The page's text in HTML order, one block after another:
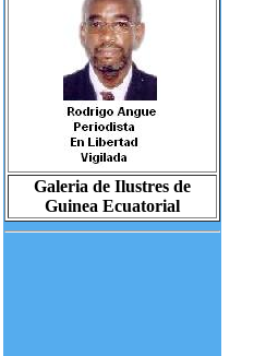
Galeria de Ilustres de
Guinea Ecuatorial